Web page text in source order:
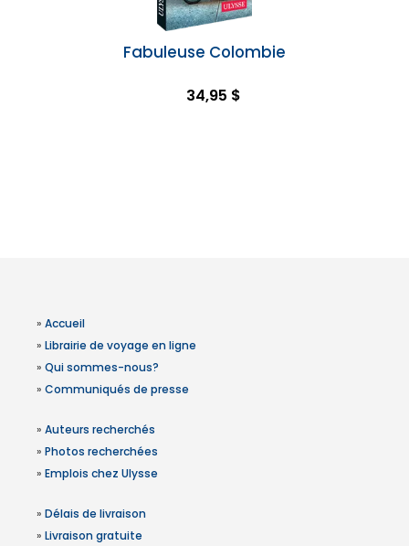
Fabuleuse Colombie
34,95 $
» Accueil
» Librairie de voyage en ligne
» Qui sommes-nous?
» Communiqués de presse
» Auteurs recherchés
» Photos recherchées
» Emplois chez Ulysse
» Délais de livraison
» Livraison gratuite